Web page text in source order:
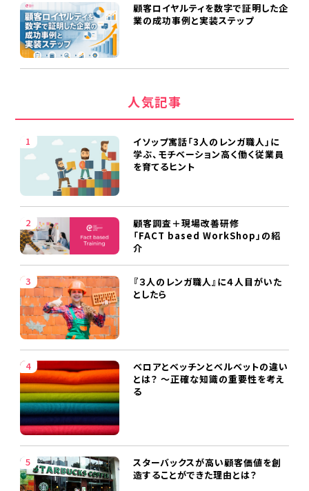
顧客ロイヤルティを数字で証明した企
業の成功事例と実装ステップ
人気記事
イソップ寓話「3人のレンガ職人」に
学ぶ、モチベーション高く働く従業員
を育てるヒント
顧客調査＋現場改善研修
「FACT based WorkShop」の紹
介
『３人のレンガ職人』に４人目がいた
としたら
ベロアとベッチンとベルベットの違い
とは？ ～正確な知識の重要性を考え
る
スターバックスが高い顧客価値を創
造することができた理由とは？